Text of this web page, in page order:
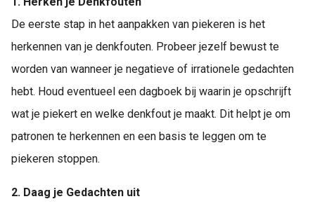
De eerste stap in het aanpakken van piekeren is het
herkennen van je denkfouten. Probeer jezelf bewust te
worden van wanneer je negatieve of irrationele gedachten
hebt. Houd eventueel een dagboek bij waarin je opschrijft
wat je piekert en welke denkfout je maakt. Dit helpt je om
patronen te herkennen en een basis te leggen om te
piekeren stoppen.
2. Daag je Gedachten uit